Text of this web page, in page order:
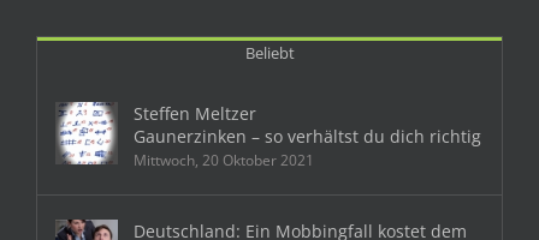
Beliebt
Steffen Meltzer
Gaunerzinken – so verhältst du dich richtig
Mittwoch, 20 Oktober 2021
Deutschland: Ein Mobbingfall kostet dem